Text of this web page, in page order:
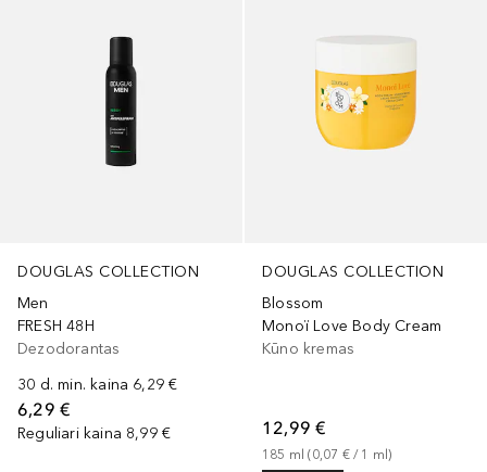
DOUGLAS COLLECTION
Men
FRESH 48H
Dezodorantas
30 d. min. kaina 6,29 €
6,29 €
Reguliari kaina 8,99 €
DOUGLAS COLLECTION
Blossom
Monoï Love Body Cream
Kūno kremas
12,99 €
185 ml (0,07 € / 1 ml)